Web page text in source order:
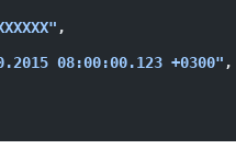
,
08:00:00.123 +0300"